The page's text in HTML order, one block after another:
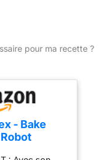
pour ma recette ?
- Bake